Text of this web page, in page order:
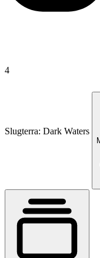
4
Slugterra: Dark Waters